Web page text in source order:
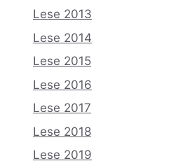
Lese 2013
Lese 2014
Lese 2015
Lese 2016
Lese 2017
Lese 2018
Lese 2019